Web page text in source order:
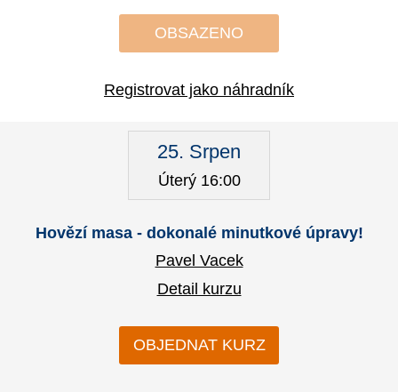
OBSAZENO
Registrovat jako náhradník
25. Srpen
Úterý 16:00
Hovězí masa - dokonalé minutkové úpravy!
Pavel Vacek
Detail kurzu
OBJEDNAT KURZ